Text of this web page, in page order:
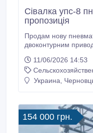
Сівалка упс-8
пропозиція
Продам нову
двоконтурним
Нова сівалка з
добрив. Агрегат
захвату, м 5, 6. Продам сівалку з гарантією від
11/06/2026 14:53
Украина,
154 000 грн.